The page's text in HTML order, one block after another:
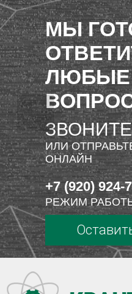
МЫ
ИЛИ
ОНЛАЙН
+7 (920) 924-
РЕЖИМ